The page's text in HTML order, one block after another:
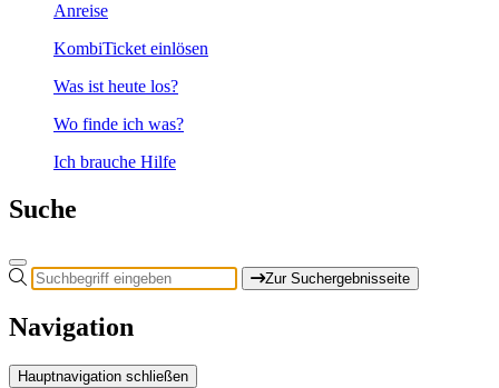
Anreise
KombiTicket einlösen
Was ist heute los?
Wo finde ich was?
Ich brauche Hilfe
Suche
Zur Suchergebnisseite
Navigation
Hauptnavigation schließen